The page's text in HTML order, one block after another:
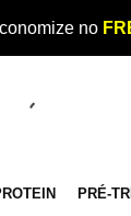
no
PRÉ-